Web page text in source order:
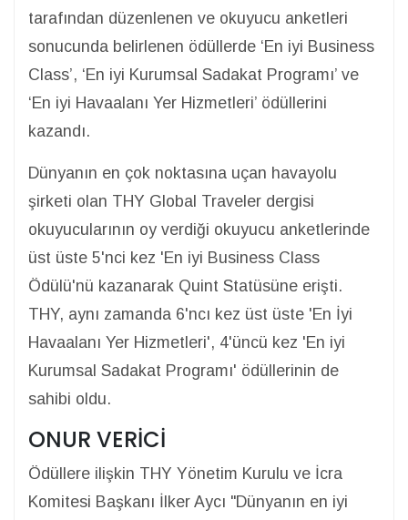
tarafından düzenlenen ve okuyucu anketleri
sonucunda belirlenen ödüllerde ‘En iyi Business
Class’, ‘En iyi Kurumsal Sadakat Programı’ ve
‘En iyi Havaalanı Yer Hizmetleri’ ödüllerini
kazandı.
Dünyanın en çok noktasına uçan havayolu
şirketi olan THY Global Traveler dergisi
okuyucularının oy verdiği okuyucu anketlerinde
üst üste 5'nci kez 'En iyi Business Class
Ödülü'nü kazanarak Quint Statüsüne erişti.
THY, aynı zamanda 6'ncı kez üst üste 'En İyi
Havaalanı Yer Hizmetleri', 4'üncü kez 'En iyi
Kurumsal Sadakat Programı' ödüllerinin de
sahibi oldu.
ONUR VERİCİ
Ödüllere ilişkin THY Yönetim Kurulu ve İcra
Komitesi Başkanı İlker Aycı "Dünyanın en iyi